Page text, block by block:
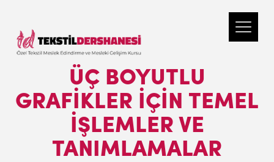
ÜÇ BOYUTLU
GRAFIKLER İÇIN TEMEL
İŞLEMLER VE
TANIMLAMALAR